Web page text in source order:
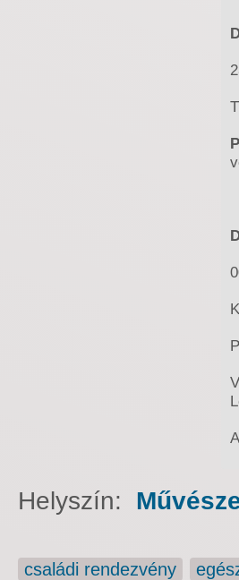
Helyszín:
családi rendezvény